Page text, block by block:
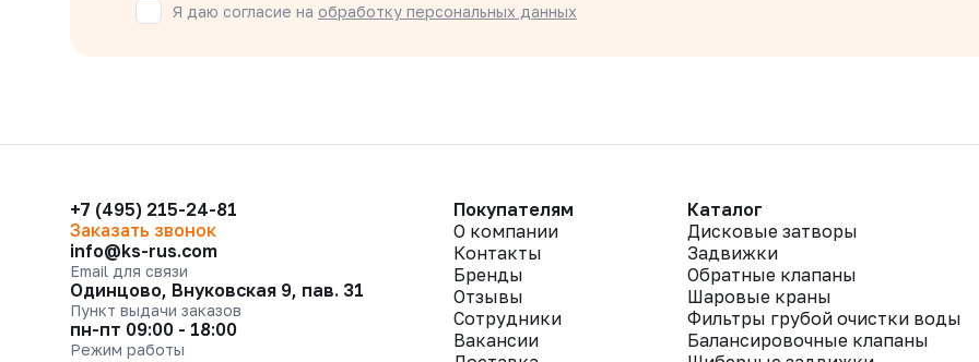
Я даю согласие на обработку персональных данных
+7 (495) 215-24-81
Заказать звонок
info@ks-rus.com
Email для связи
Одинцово, Внуковская 9, пав. 31
Пункт выдачи заказов
пн-пт 09:00 - 18:00
Режим работы
Покупателям
О компании
Контакты
Бренды
Отзывы
Сотрудники
Вакансии
Каталог
Дисковые затворы
Задвижки
Обратные клапаны
Шаровые краны
Фильтры грубой очистки воды
Балансировочные клапаны